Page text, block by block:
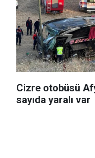
Cizre otobüsü
sayıda yaralı var